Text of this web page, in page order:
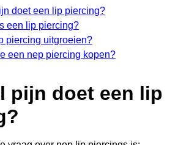
doet een lip piercing?
een lip piercing?
piercing uitgroeien?
een nep piercing kopen?
pijn doet een lip